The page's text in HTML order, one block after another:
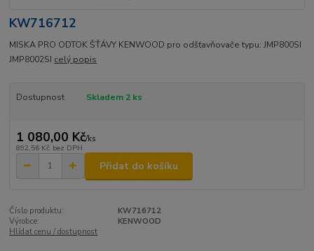
KW716712
MISKA PRO ODTOK ŠŤÁVY KENWOOD pro odšťavňovače typu: JMP800SI
JMP8002SI celý popis
Dostupnost Skladem 2 ks
1 080,00 Kč/ks
892,56 Kč bez DPH
Přidat do košíku
Číslo produktu:
KW716712
Výrobce:
KENWOOD
Hlídat cenu / dostupnost